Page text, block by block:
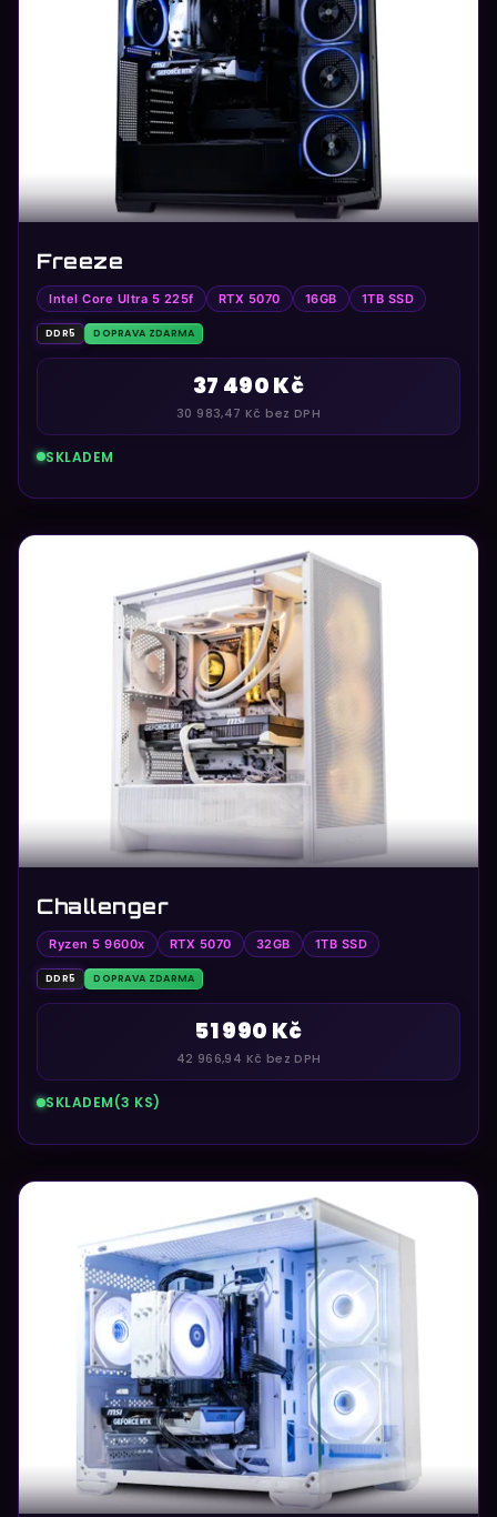
k
t
Freeze
Intel Core Ultra 5 225f RTX 5070 16GB 1TB SSD
DDR5 DOPRAVA ZDARMA
30 983,47 Kč bez DPH
37 490 Kč
SKLADEM
Challenger
Ryzen 5 9600x RTX 5070 32GB 1TB SSD
DDR5 DOPRAVA ZDARMA
42 966,94 Kč bez DPH
51 990 Kč
SKLADEM(3 KS)